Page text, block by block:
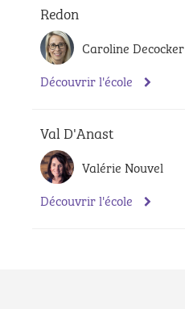
Redon
Caroline Decocker
Découvrir l'école
Val D'Anast
Valérie Nouvel
Découvrir l'école